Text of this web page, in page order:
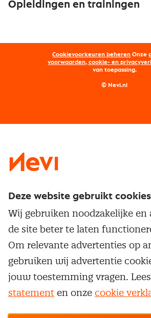
Netwerk en communities
Word lid van Nevi
Nevi PMI®
Onderhandelen
Opleidingen en trainingen
Opleidingen
Maatwerk
Nevi 2
Cookievoorkeuren beheren Onze
voorwaarden, cookie- en
van toepassing.
© Nevi.nl
Deze website gebruikt cookies
Wij gebruiken noodzakelijke
de site beter te laten
Om relevante advertenties op
gebruiken wij advertentie
jouw toestemming vragen.
statement en onze cookie